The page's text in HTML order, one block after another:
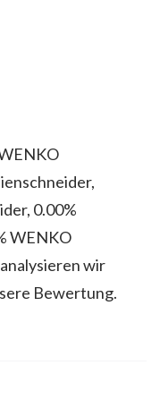
0.00%
WENKO
wir
Bewertung.